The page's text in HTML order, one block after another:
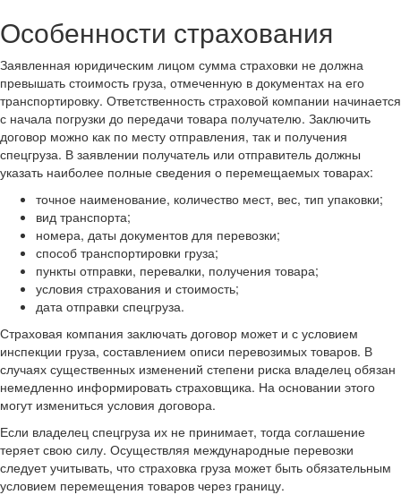
Особенности страхования
Заявленная юридическим лицом сумма страховки не должна
превышать стоимость груза, отмеченную в документах на его
транспортировку. Ответственность страховой компании начинается
с начала погрузки до передачи товара получателю. Заключить
договор можно как по месту отправления, так и получения
спецгруза. В заявлении получатель или отправитель должны
указать наиболее полные сведения о перемещаемых товарах:
точное наименование, количество мест, вес, тип упаковки;
вид транспорта;
номера, даты документов для перевозки;
способ транспортировки груза;
пункты отправки, перевалки, получения товара;
условия страхования и стоимость;
дата отправки спецгруза.
Страховая компания заключать договор может и с условием
инспекции груза, составлением описи перевозимых товаров. В
случаях существенных изменений степени риска владелец обязан
немедленно информировать страховщика. На основании этого
могут измениться условия договора.
Если владелец спецгруза их не принимает, тогда соглашение
теряет свою силу. Осуществляя международные перевозки
следует учитывать, что страховка груза может быть обязательным
условием перемещения товаров через границу.